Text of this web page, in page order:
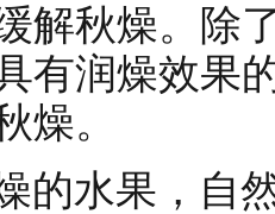
解秋燥。除
有润燥效果
燥。
的水果，自